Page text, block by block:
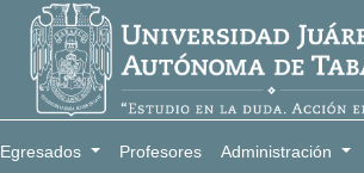
Egresados Profesores Administración